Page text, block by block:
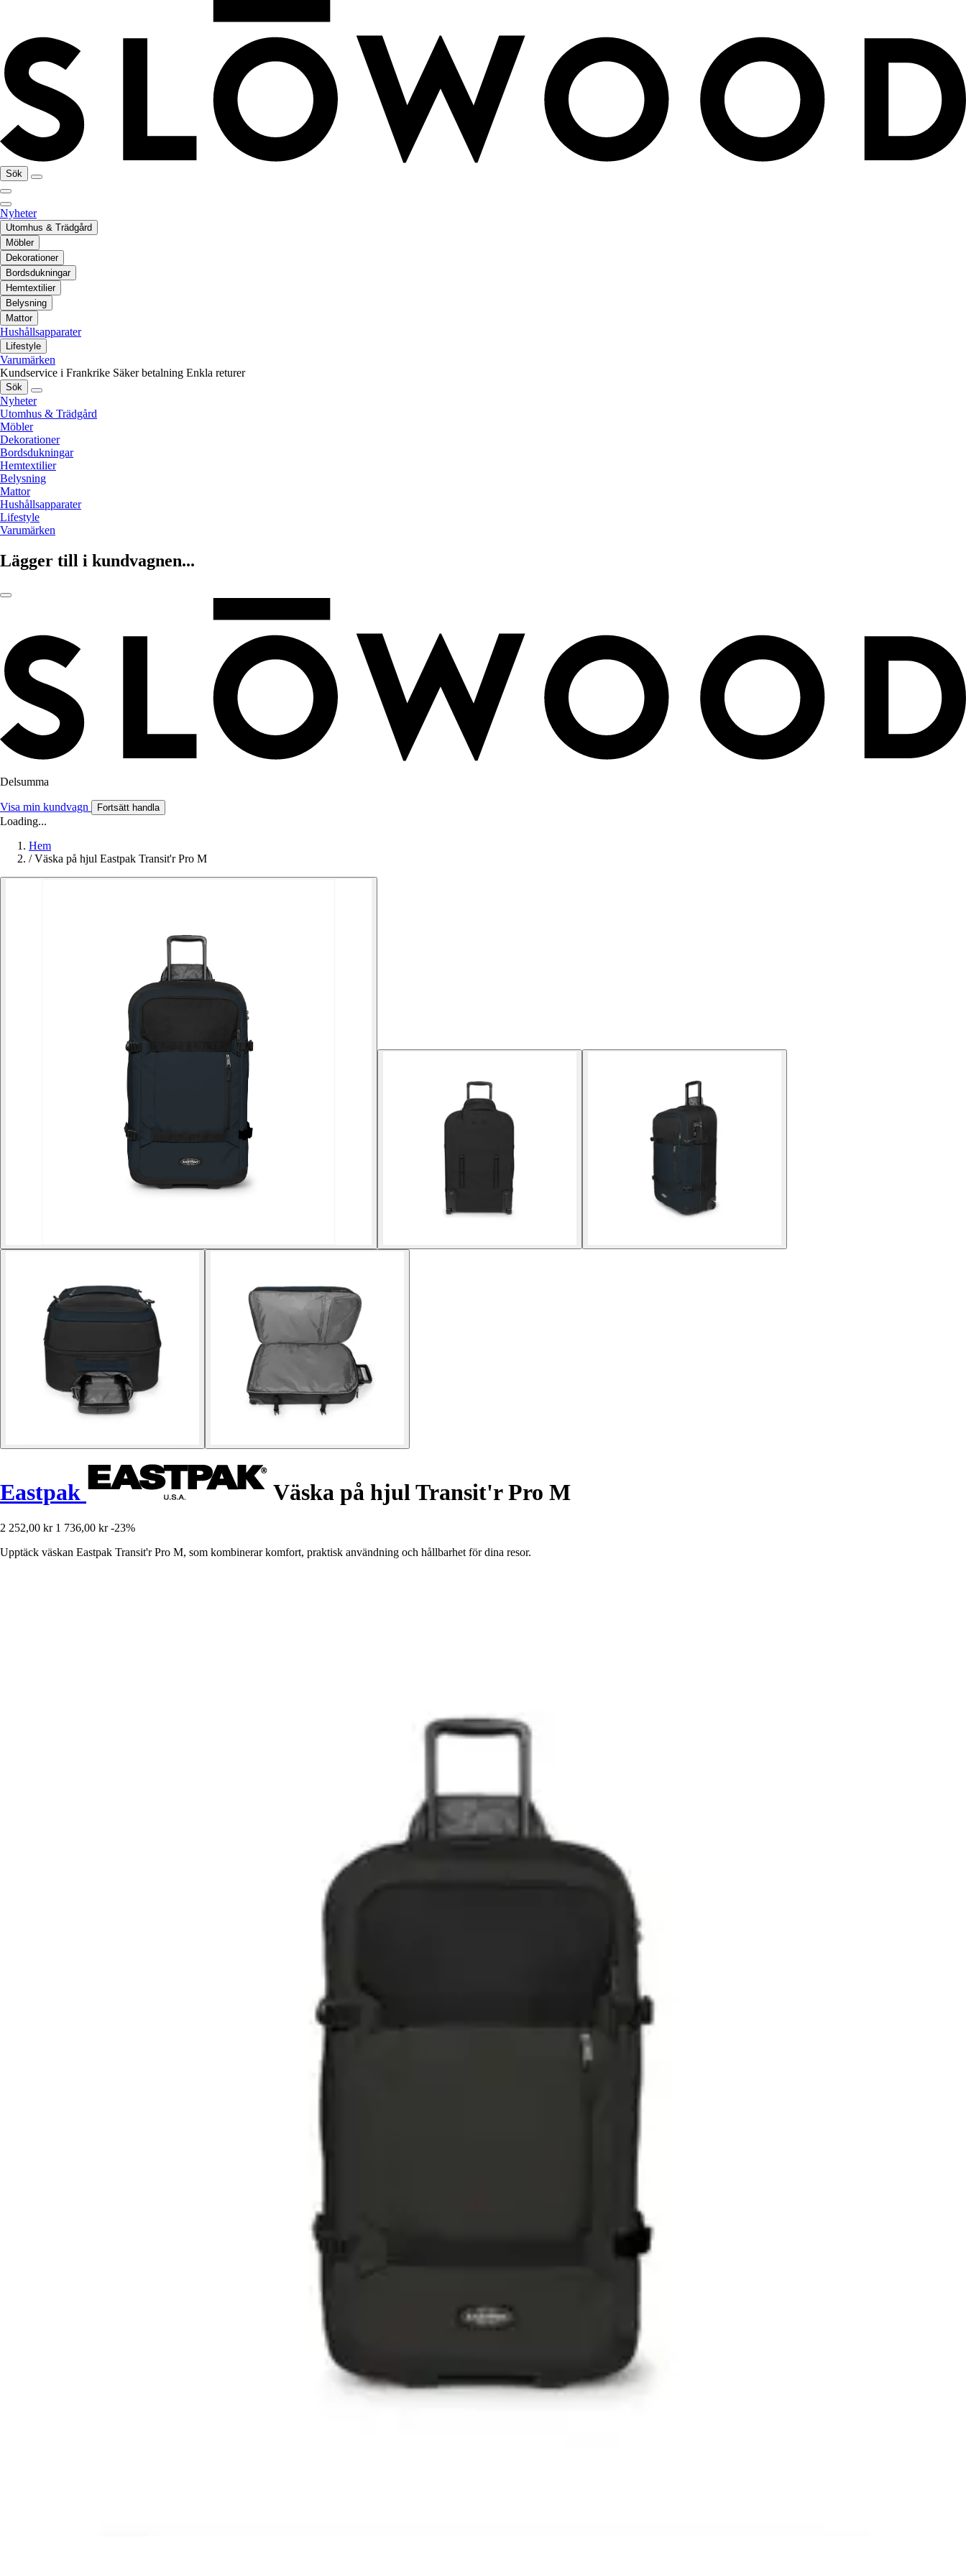
Sök
Nyheter
Utomhus & Trädgård
Möbler
Dekorationer
Bordsdukningar
Hemtextilier
Belysning
Mattor
Hushållsapparater
Lifestyle
Varumärken
Kundservice i Frankrike Säker betalning Enkla returer
Sök
Nyheter
Utomhus & Trädgård
Möbler
Dekorationer
Bordsdukningar
Hemtextilier
Belysning
Mattor
Hushållsapparater
Lifestyle
Varumärken
Lägger till i kundvagnen...
Delsumma
Visa min kundvagn Fortsätt handla
Loading...
Hem
/ Väska på hjul Eastpak Transit'r Pro M
Eastpak Väska på hjul Transit'r Pro M
2 252,00 kr 1 736,00 kr -23%
Upptäck väskan Eastpak Transit'r Pro M, som kombinerar komfort, praktisk användning och hållbarhet för dina resor.